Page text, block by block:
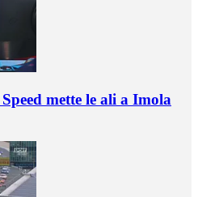
mette le ali a Imola